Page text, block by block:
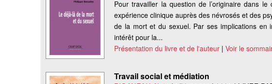
Pour travailler la question de l’originaire dans
expérience clinique auprès des névrosés et des
de la mort et du sexuel. Par ses implications en
intérêt pour la...
Présentation du livre et de l'auteur |Voir le
Travail social et médiation